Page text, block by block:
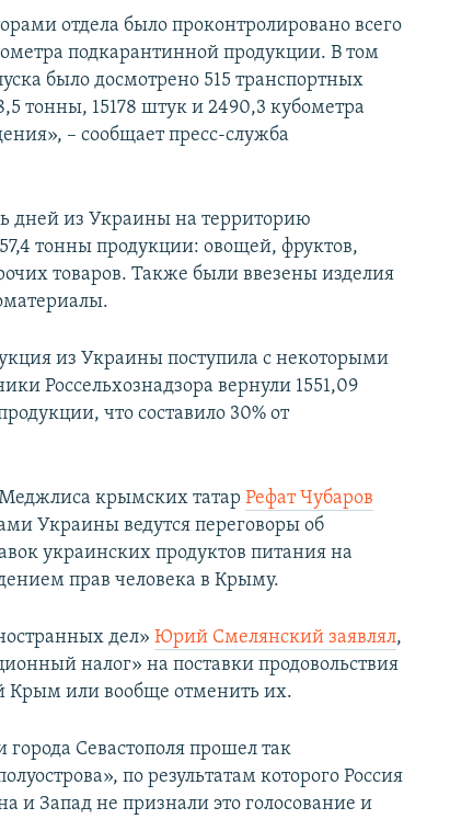
отдела было проконтролировано всего
подкарантинной продукции. В том
было досмотрено 515 транспортных
тонны, 15178 штук и 2490,3 кубометра
– сообщает пресс-служба
дней из Украины на территорию
тонны продукции: овощей, фруктов,
товаров. Также были ввезены изделия
из Украины поступила с некоторыми
Россельхознадзора вернули 1551,09
что составило 30% от
Меджлиса крымских татарРефат Чубаров
Украины ведутся переговоры об
украинских продуктов питания на
прав человека в Крыму.
дел»Юрий Смелянский заявлял,
налог» на поставки продовольствия
Крым или вообще отменить их.
Севастополя прошел так
по результатам которого Россия
и Запад не признали это голосование и